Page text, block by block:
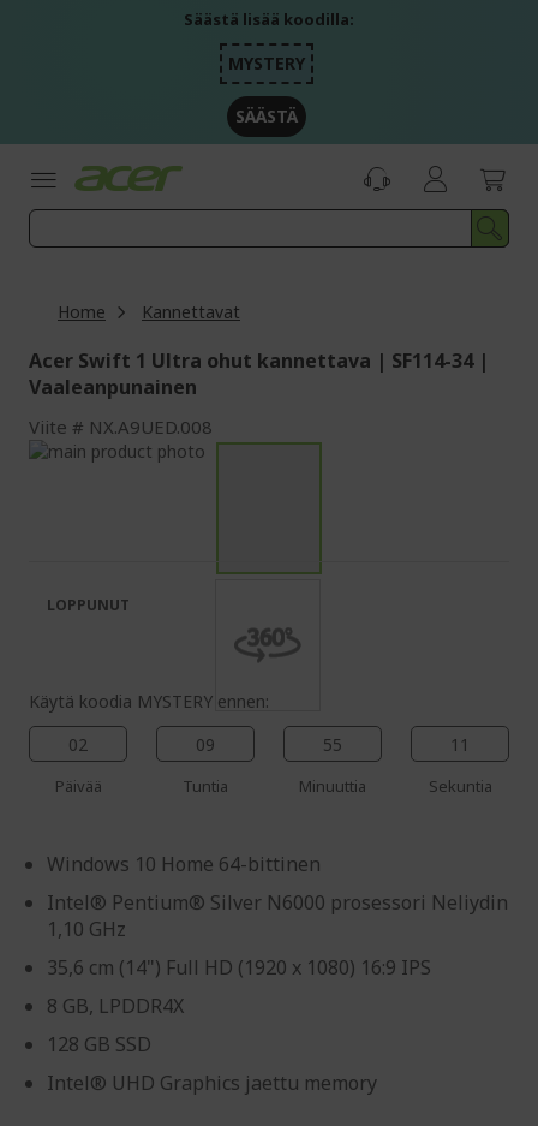
Säästä lisää koodilla:
MYSTERY
SÄÄSTÄ
Home Kannettavat
Acer Swift 1 Ultra ohut kannettava | SF114-34 |
Vaaleanpunainen
Viite NX.A9UED.008
Skip
images
gallery
the
images
Käytä koodia MYSTERY ennen:
02
Päivää
09
Tuntia
55
Minuuttia
10
Sekuntia
Windows 10 Home 64-bittinen
Intel® Pentium® Silver N6000 prosessori Neliydin
1,10 GHz
35,6 cm (14") Full HD (1920 x 1080) 16:9 IPS
8 GB, LPDDR4X
128 GB SSD
Intel® UHD Graphics jaettu memory
LOPPUNUT